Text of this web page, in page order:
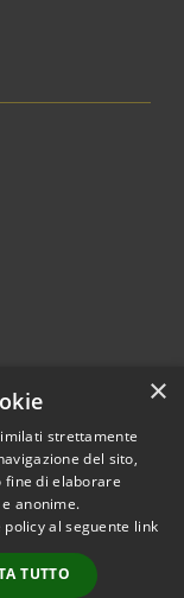
© 2026 • Città di
Maggiore •
byMunicipium •
redazione
×
strettamente
del sito,
fine di elaborare
anonime.
al seguente link
TUTTO